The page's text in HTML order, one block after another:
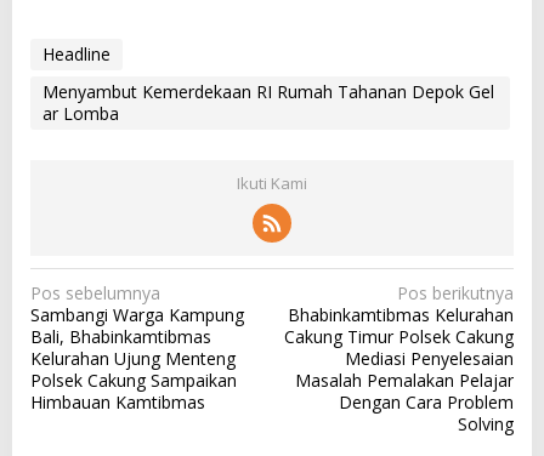
Headline
Menyambut Kemerdekaan RI Rumah Tahanan Depok Gel
ar Lomba
Ikuti Kami
N
a
v
i
Pos sebelumnya
Sambangi Warga Kampung
Bali, Bhabinkamtibmas
Kelurahan Ujung Menteng
Polsek Cakung Sampaikan
Himbauan Kamtibmas
Pos berikutnya
Bhabinkamtibmas Kelurahan
Cakung Timur Polsek Cakung
Mediasi Penyelesaian
Masalah Pemalakan Pelajar
Dengan Cara Problem
Solving